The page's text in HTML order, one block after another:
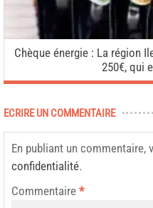
Chèque énergie : La région
250€, qui
ECRIRE UN COMMENTAIRE
En publiant un commentaire,
confidentialité.
Commentaire *